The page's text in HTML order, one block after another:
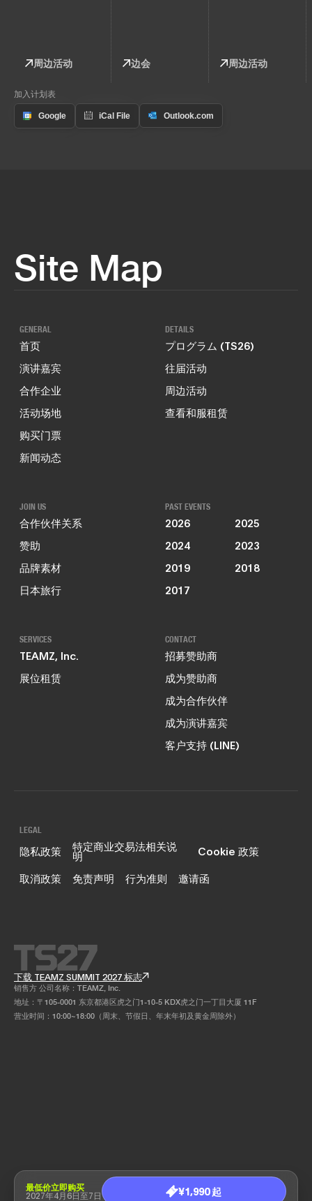
最低价立即购买
2027年4月6日至7日
¥1,990 起
周边活动 边会 周边活动
加入计划表
Site Map
GENERAL
首页
演讲嘉宾
合作企业
活动场地
购买门票
新闻动态
DETAILS
プログラム (TS26)
往届活动
周边活动
查看和服租赁
JOIN US
合作伙伴关系
赞助
品牌素材
日本旅行
PAST EVENTS
2026
2025
2024
2023
2019
2018
2017
SERVICES
TEAMZ, Inc.
展位租赁
CONTACT
招募赞助商
成为赞助商
成为合作伙伴
成为演讲嘉宾
客户支持 (LINE)
LEGAL
隐私政策 特定商业交易法相关说
明
Cookie 政策
取消政策
免责声明 行为准则 邀请函
下载 TEAMZ SUMMIT 2027 标志
销售方 公司名称：TEAMZ, Inc.
地址：〒105-0001 东京都港区虎之门1-10-5 KDX虎之门一丁目大厦 11F
营业时间：10:00~18:00（周末、节假日、年末年初及黄金周除外）